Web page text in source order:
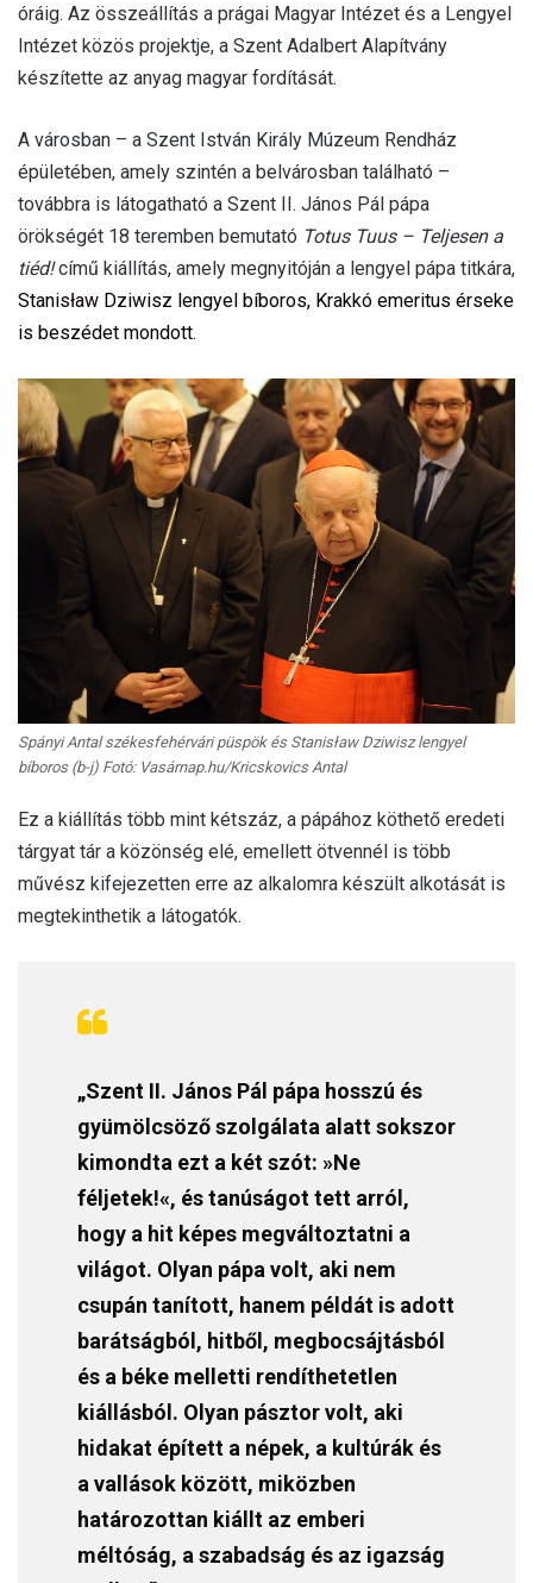
óráig. Az összeállítás a prágai Magyar Intézet és a Lengyel
Intézet közös projektje, a Szent Adalbert Alapítvány
készítette az anyag magyar fordítását.
A városban – a Szent István Király Múzeum Rendház
épületében, amely szintén a belvárosban található –
továbbra is látogatható a Szent II. János Pál pápa
örökségét 18 teremben bemutató Totus Tuus – Teljesen a
tiéd!című kiállítás, amely megnyitóján a lengyel pápa titkára,
Stanisław Dziwisz lengyel bíboros, Krakkó emeritus érseke
is beszédet mondott.
Spányi Antal székesfehérvári püspök és Stanisław Dziwisz lengyel
bíboros (b-j) Fotó: Vasárnap.hu/Kricskovics Antal
Ez a kiállítás több mint kétszáz, a pápához köthető eredeti
tárgyat tár a közönség elé, emellett ötvennél is több
művész kifejezetten erre az alkalomra készült alkotását is
megtekinthetik a látogatók.
„Szent II. János Pál pápa hosszú és
gyümölcsöző szolgálata alatt sokszor
kimondta ezt a két szót: »Ne
féljetek!«, és tanúságot tett arról,
hogy a hit képes megváltoztatni a
világot. Olyan pápa volt, aki nem
csupán tanított, hanem példát is adott
barátságból, hitből, megbocsájtásból
és a béke melletti rendíthetetlen
kiállásból. Olyan pásztor volt, aki
hidakat épített a népek, a kultúrák és
a vallások között, miközben
határozottan kiállt az emberi
méltóság, a szabadság és az igazság